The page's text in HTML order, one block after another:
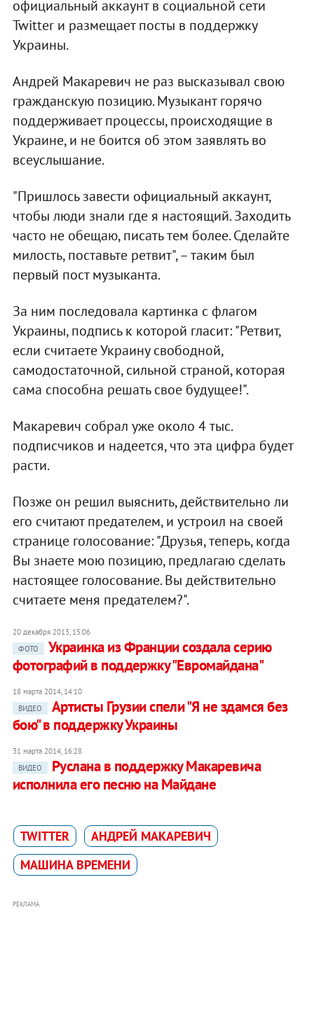
официальный аккаунт в социальной сети
Twitter и размещает посты в поддержку
Украины.
Андрей Макаревич не раз высказывал свою
гражданскую позицию. Музыкант горячо
поддерживает процессы, происходящие в
Украине, и не боится об этом заявлять во
всеуслышание.
"Пришлось завести официальный аккаунт,
чтобы люди знали где я настоящий. Заходить
часто не обещаю, писать тем более. Сделайте
милость, поставьте ретвит", – таким был
первый пост музыканта.
За ним последовала картинка с флагом
Украины, подпись к которой гласит: "Ретвит,
если считаете Украину свободной,
самодостаточной, сильной страной, которая
сама способна решать свое будущее!".
Макаревич собрал уже около 4 тыс.
подписчиков и надеется, что эта цифра будет
расти.
Позже он решил выяснить, действительно ли
его считают предателем, и устроил на своей
странице голосование: "Друзья, теперь, когда
Вы знаете мою позицию, предлагаю сделать
настоящее голосование. Вы действительно
считаете меня предателем?".
20 декабря 2013, 15:06
ФОТО
Украинка из Франции создала серию
фотографий в поддержку "Евромайдана"
18 марта 2014, 14:10
ВИДЕО
Артисты Грузии спели "Я не здамся без
бою" в поддержку Украины
31 марта 2014, 16:28
ВИДЕО
Руслана в поддержку Макаревича
исполнила его песню на Майдане
TWITTER
АНДРЕЙ МАКАРЕВИЧ
МАШИНА ВРЕМЕНИ
РЕКЛАМА